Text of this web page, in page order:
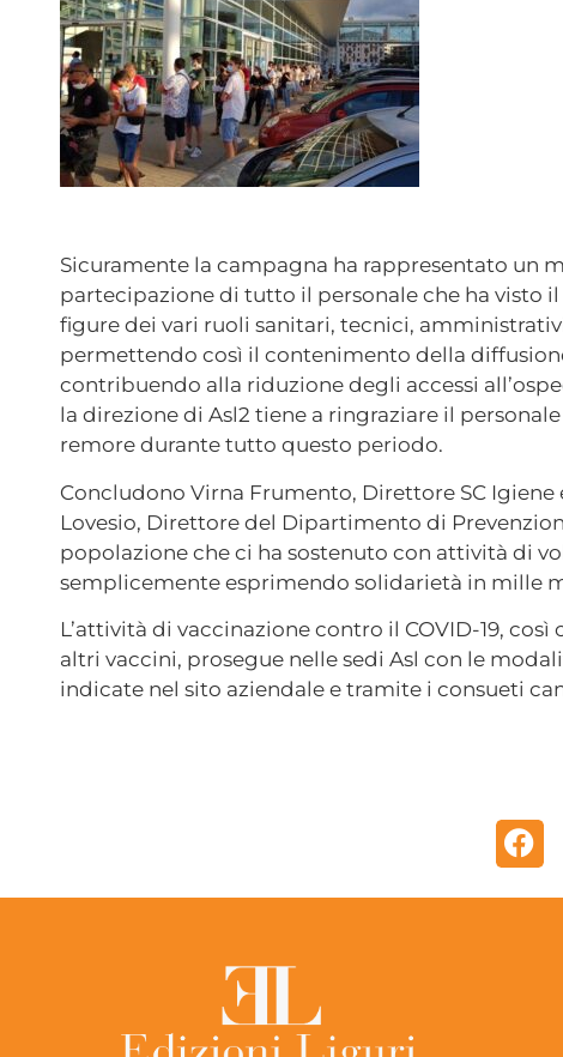
Sicuramente la campagna ha rappresentato un
partecipazione di tutto il personale che ha visto
figure dei vari ruoli sanitari, tecnici,
permettendo così il contenimento della
contribuendo alla riduzione degli accessi
la direzione di Asl2 tiene a ringraziare il personale
remore durante tutto questo periodo.
Concludono Virna Frumento, Direttore SC Igiene
Lovesio, Direttore del Dipartimento di
popolazione che ci ha sostenuto con attività di
semplicemente esprimendo solidarietà in mille
L’attività di vaccinazione contro il COVID-19,
altri vaccini, prosegue nelle sedi Asl con le
indicate nel sito aziendale e tramite i consueti